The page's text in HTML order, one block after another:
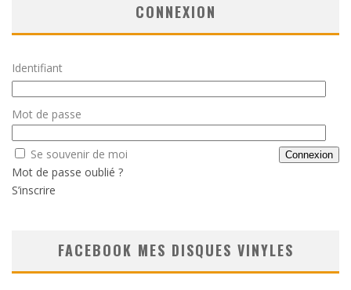
CONNEXION
Identifiant
Mot de passe
Se souvenir de moi
Mot de passe oublié ?
S’inscrire
FACEBOOK MES DISQUES VINYLES